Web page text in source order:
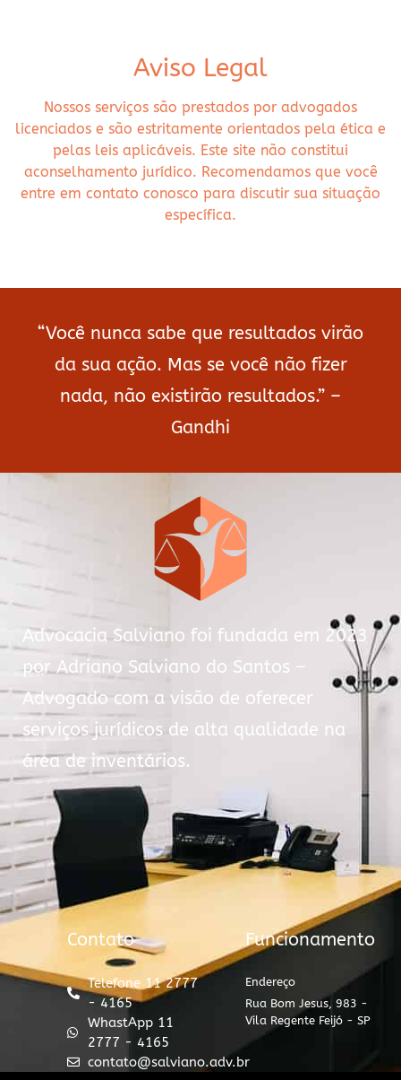
Aviso Legal
Nossos serviços são prestados por advogados
licenciados e são estritamente orientados pela ética e
pelas leis aplicáveis. Este site não constitui
aconselhamento jurídico. Recomendamos que você
entre em contato conosco para discutir sua situação
específica.
“Você nunca sabe que resultados virão
da sua ação. Mas se você não fizer
nada, não existirão resultados.” –
Gandhi
Advocacia Salviano foi fundada em 2023
por Adriano Salviano do Santos –
Advogado com a visão de oferecer
serviços jurídicos de alta qualidade na
área de inventários.
Contato
Telefone 11 2777
- 4165
WhastApp 11
2777 - 4165
contato@salviano.adv.br
Funcionamento
Endereço
Rua Bom Jesus, 983 -
Vila Regente Feijó - SP